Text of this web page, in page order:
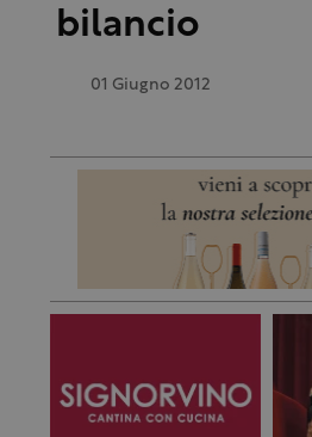
bilancio
01 Giugno 2012